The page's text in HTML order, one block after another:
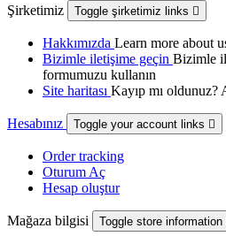
Şirketimiz Toggle şirketimiz links 
Hakkımızda Learn more about
Bizimle iletişime geçin Bizimle
formumuzu kullanın
Site haritası Kayıp mı oldunuz?
Hesabınız Toggle your account links 
Order tracking
Oturum Aç
Hesap oluştur
Mağaza bilgisi Toggle store information